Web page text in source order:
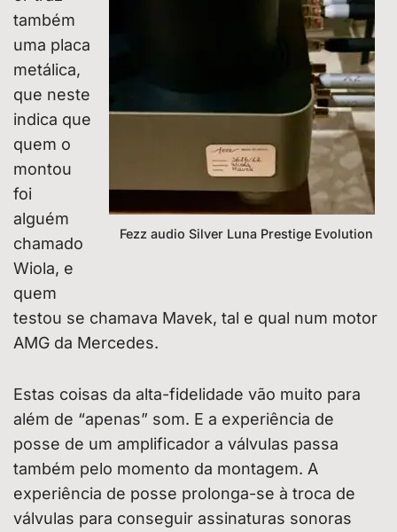
Fezz audio Silver Luna Prestige Evolution
também
uma placa
metálica,
que neste
indica que
quem o
montou
foi
alguém
chamado
Wiola, e
quem
testou se chamava Mavek, tal e qual num motor
AMG da Mercedes.
Estas coisas da alta-fidelidade vão muito para
além de “apenas” som. E a experiência de
posse de um amplificador a válvulas passa
também pelo momento da montagem. A
experiência de posse prolonga-se à troca de
válvulas para conseguir assinaturas sonoras